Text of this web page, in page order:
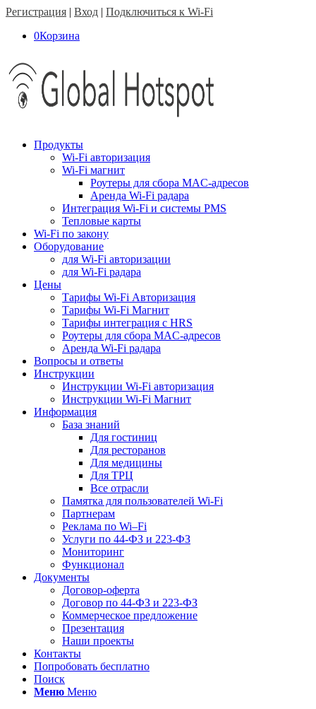
Регистрация | Вход | Подключиться к Wi-Fi
0Корзина
Продукты
Wi-Fi авторизация
Wi-Fi магнит
Роутеры для сбора MAC-адресов
Аренда Wi-Fi радара
Интеграция Wi-Fi и системы PMS
Тепловые карты
Wi-Fi по закону
Оборудование
для Wi-Fi авторизации
для Wi-Fi радара
Цены
Тарифы Wi-Fi Авторизация
Тарифы Wi-Fi Магнит
Тарифы интеграция с HRS
Роутеры для сбора MAC-адресов
Аренда Wi-Fi радара
Вопросы и ответы
Инструкции
Инструкции Wi-Fi авторизация
Инструкции Wi-Fi Магнит
Информация
База знаний
Для гостиниц
Для ресторанов
Для медицины
Для ТРЦ
Все отрасли
Памятка для пользователей Wi-Fi
Партнерам
Реклама по Wi–Fi
Услуги по 44-ФЗ и 223-ФЗ
Мониторинг
Функционал
Документы
Договор-оферта
Договор по 44-ФЗ и 223-ФЗ
Коммерческое предложение
Презентация
Наши проекты
Контакты
Попробовать бесплатно
Поиск
Меню Меню